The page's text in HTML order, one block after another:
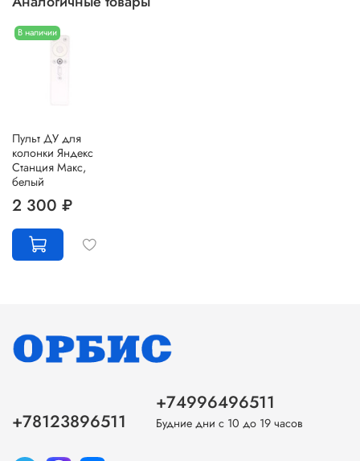
В наличии
Пульт ДУ для
колонки Яндекс
Станция Макс,
белый
2 300 ₽
+78123896511
+74996496511
Будние дни с 10 до 19 часов